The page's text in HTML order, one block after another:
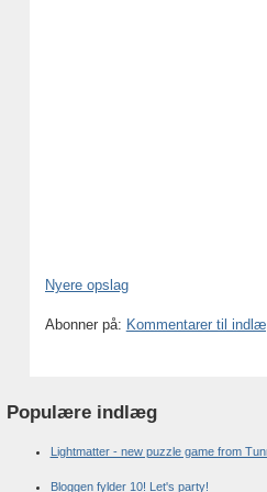
Nyere opslag
Abonner på: Kommentarer til
Populære indlæg
Lightmatter - new puzzle game from
Bloggen fylder 10! Let's party!